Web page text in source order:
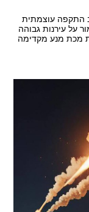
התקפה עוצמתית
על עירנות גבוהה
מכת מנע מקדימה